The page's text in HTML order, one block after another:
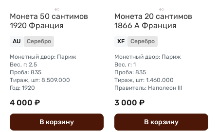
Монета 50 сантимов
1920 Франция
AU Серебро
Монетный двор: Париж
Вес, г: 2,5
Проба: 835
Тираж, шт: 8.509.000
Год: 1920
4 000 ₽
В корзину
Монета 20 сантимов
1866 A Франция
XF Серебро
Монетный двор: Париж
Вес, г: 1
Проба: 835
Тираж, шт: 1.460.000
Правитель: Наполеон III
3 000 ₽
В корзину